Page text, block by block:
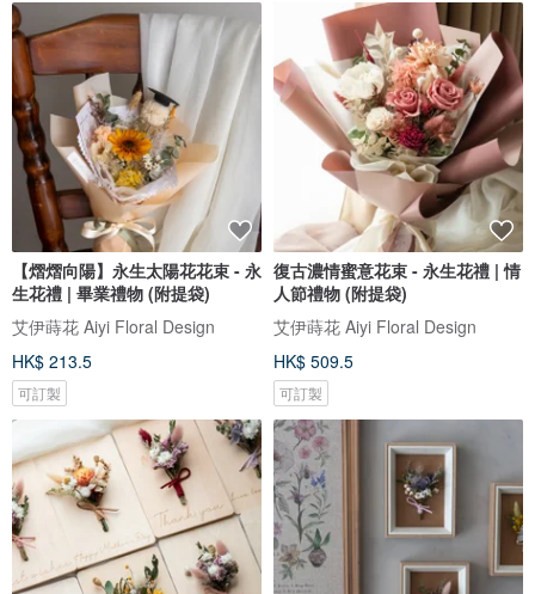
【熠熠向陽】永生太陽花花束 - 永
生花禮 | 畢業禮物 (附提袋)
艾伊蒔花 Aiyi Floral Design
HK$ 213.5
可訂製
復古濃情蜜意花束 - 永生花禮 | 情
人節禮物 (附提袋)
艾伊蒔花 Aiyi Floral Design
HK$ 509.5
可訂製